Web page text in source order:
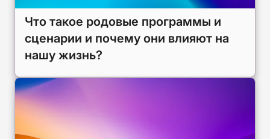
Что такое родовые программы и
сценарии и почему они влияют на
нашу жизнь?